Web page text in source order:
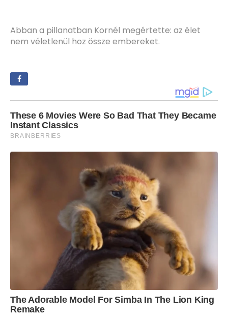
Abban a pillanatban Kornél megértette: az élet
nem véletlenül hoz össze embereket.